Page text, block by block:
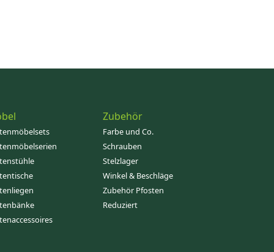
Zubehör
Farbe und Co.
Schrauben
Stelzlager
Winkel & Beschläge
Zubehör Pfosten
Reduziert